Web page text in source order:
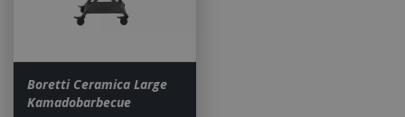
Boretti Ceramica Large
Kamadobarbecue